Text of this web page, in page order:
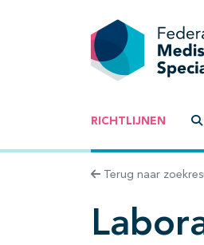
RICHTLIJNEN
Terug naar